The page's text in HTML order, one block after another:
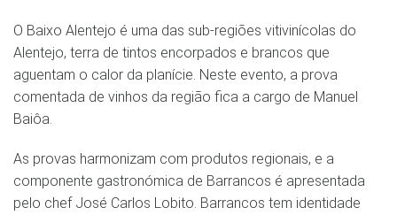
O Baixo Alentejo é uma das sub-regiões vitivinícolas do
Alentejo, terra de tintos encorpados e brancos que
aguentam o calor da planície. Neste evento, a prova
comentada de vinhos da região fica a cargo de Manuel
Baiôa.
As provas harmonizam com produtos regionais, e a
componente gastronómica de Barrancos é apresentada
pelo chef José Carlos Lobito. Barrancos tem identidade